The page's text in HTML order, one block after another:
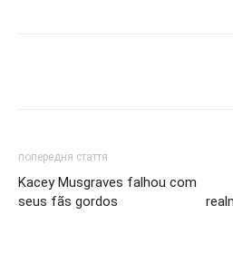
попередня стаття
Kacey Musgraves falhou com
seus fãs gordos